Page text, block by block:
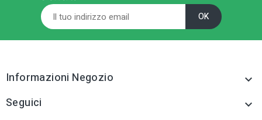
sell
CATEGORIA PRODOTTO
Fissaggi leggeri
Disponibile online
CATEGORIA PRODOTTO
Fissaggi leggeri
Informazioni Negozio 
Seguici 